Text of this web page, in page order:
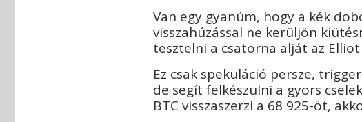
Van egy gyanúm, hogy a kék
visszahúzással ne kerüljön
tesztelni a csatorna alját az
Ez csak spekuláció persze,
de segít felkészülni a gyors
BTC visszaszerzi a 68 925-öt,